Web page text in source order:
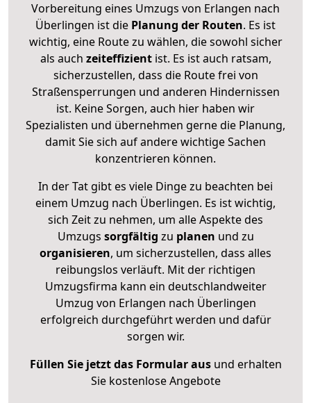
Vorbereitung eines Umzugs von Erlangen nach
Überlingen ist die Planung der Routen. Es ist
wichtig, eine Route zu wählen, die sowohl sicher
als auch zeiteffizientist. Es ist auch ratsam,
sicherzustellen, dass die Route frei von
Straßensperrungen und anderen Hindernissen
ist. Keine Sorgen, auch hier haben wir
Spezialisten und übernehmen gerne die Planung,
damit Sie sich auf andere wichtige Sachen
konzentrieren können.
In der Tat gibt es viele Dinge zu beachten bei
einem Umzug nach Überlingen. Es ist wichtig,
sich Zeit zu nehmen, um alle Aspekte des
Umzugs sorgfältig zu planen und zu
organisieren, um sicherzustellen, dass alles
reibungslos verläuft. Mit der richtigen
Umzugsfirma kann ein deutschlandweiter
Umzug von Erlangen nach Überlingen
erfolgreich durchgeführt werden und dafür
sorgen wir.
Füllen Sie jetzt das Formular ausund erhalten
Sie kostenlose Angebote